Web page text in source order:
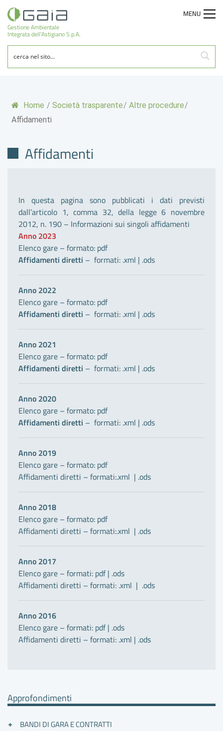
Gestione Ambientale
Integrata dell'Astigiano S.p.A.
MENU
Home / Società trasparente/ Altre procedure/
Affidamenti
Affidamenti
In questa pagina sono pubblicati i dati previsti
dall’articolo 1, comma 32, della legge 6 novembre
2012, n. 190 – Informazioni sui singoli affidamenti
Anno 2023
Elenco gare – formato: pdf
Affidamenti diretti – formati: .xml | .ods
Anno 2022
Elenco gare – formato:pdf
Affidamenti diretti – formati: .xml | .ods
Anno 2021
Elenco gare – formato:pdf
Affidamenti diretti – formati: .xml | .ods
Anno 2020
Elenco gare – formato:pdf
Affidamenti diretti – formati: .xml | .ods
Anno 2019
Elenco gare – formato:pdf
Affidamenti diretti – formati:.xml | .ods
Anno 2018
Elenco gare – formato:pdf
Affidamenti diretti – formati:.xml | .ods
Anno 2017
Elenco gare – formati: pdf| .ods
Affidamenti diretti – formati: .xml | .ods
Anno 2016
Elenco gare – formati: pdf| .ods
Affidamenti diretti – formati: .xml | .ods
Approfondimenti
BANDI DI GARA E CONTRATTI